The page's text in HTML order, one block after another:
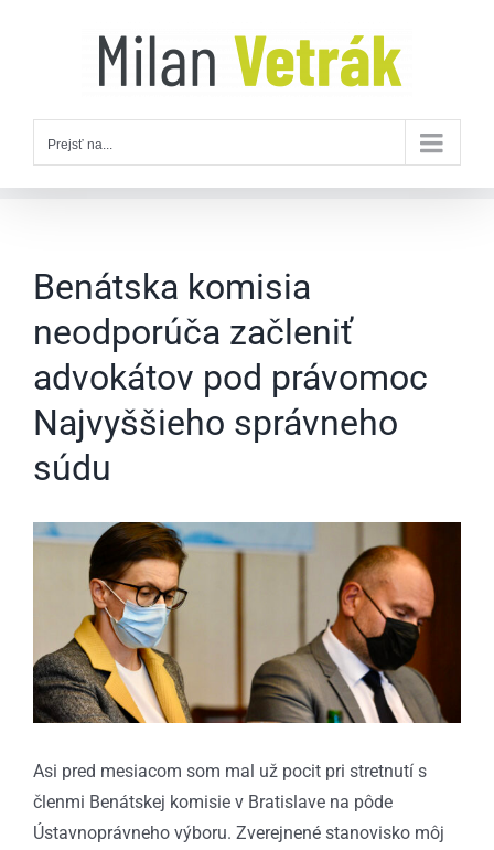
Prejsť na...
Benátska komisia
neodporúča začleniť
advokátov pod právomoc
Najvyššieho správneho
súdu
Zobraziť
obrázok
Asi pred mesiacom som mal už pocit pri stretnutí s
členmi Benátskej komisie v Bratislave na pôde
Ústavnoprávneho výboru. Zverejnené stanovisko môj